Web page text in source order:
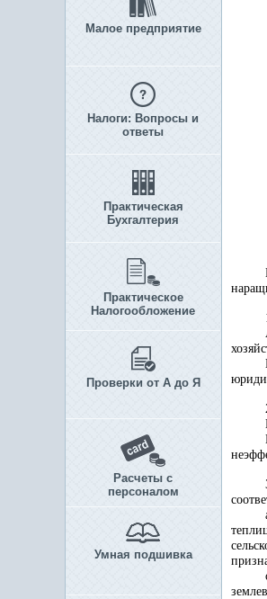
Малое предприятие
Налоги: Вопросы и
ответы
Практическая
Бухгалтерия
Практическое
Налогообложение
Проверки от А до Я
Расчеты с
персоналом
Умная подшивка